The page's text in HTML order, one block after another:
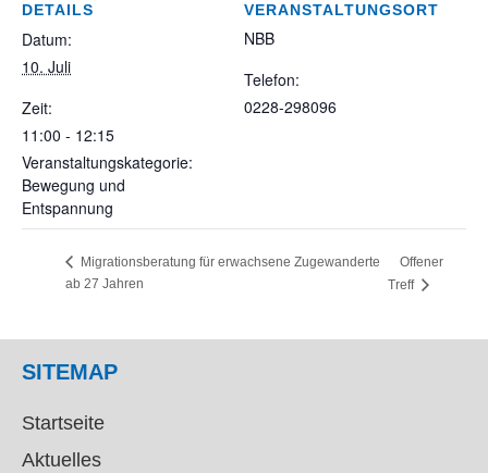
DETAILS
Datum:
10. Juli
Zeit:
11:00 - 12:15
Veranstaltungskategorie:
Bewegung und
Entspannung
VERANSTALTUNGSORT
NBB
Telefon:
0228-298096
Migrationsberatung für erwachsene Zugewanderte
ab 27 Jahren
Offener
Treff
SITEMAP
Startseite
Aktuelles